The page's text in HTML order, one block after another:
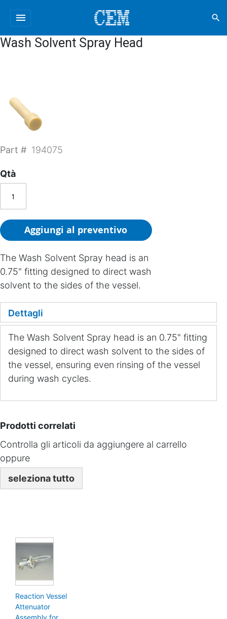
menu search
Wash Solvent Spray Head
Part # 194075
Qtà
Aggiungi al preventivo
The Wash Solvent Spray head is an
0.75" fitting designed to direct wash
solvent to the sides of the vessel.
Dettagli
The Wash Solvent Spray head is an 0.75" fitting
designed to direct wash solvent to the sides of
the vessel, ensuring even rinsing of the vessel
during wash cycles.
Prodotti correlati
Controlla gli articoli da aggiungere al carrello
oppure
seleziona tutto
Reaction Vessel
Attenuator
Assembly for